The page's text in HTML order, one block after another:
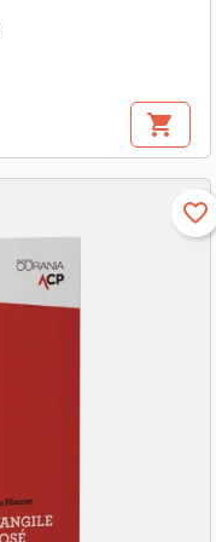
shopping_cart
favorite_border